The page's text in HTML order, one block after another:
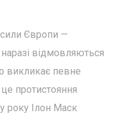
сили Європи —
відмовляються
викликає певне
протистояння
року Ілон Маск